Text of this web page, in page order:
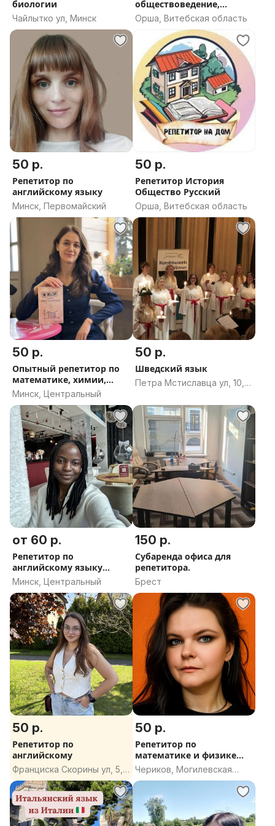
биологии
Чайлытко ул, Минск
обществоведение,
русский язык
Орша, Витебская область
50 р.
Репетитор по
английскому языку
Минск, Первомайский
50 р.
Репетитор История
Общество Русский
Орша, Витебская область
50 р.
Опытный репетитор по
математике, химии,
физике
Минск, Центральный
50 р.
Шведский язык
Петра Мстиславца ул, 10,
от 60 р.
Репетитор по
английскому языку
(носитель)
Минск, Центральный
150 р.
Субаренда офиса для
репетитора.
Брест
50 р.
Репетитор по
английскому
Франциска Скорины ул, 5,
Минск
50 р.
Репетитор по
математике и физике
онлайн
Чериков, Могилевская
область